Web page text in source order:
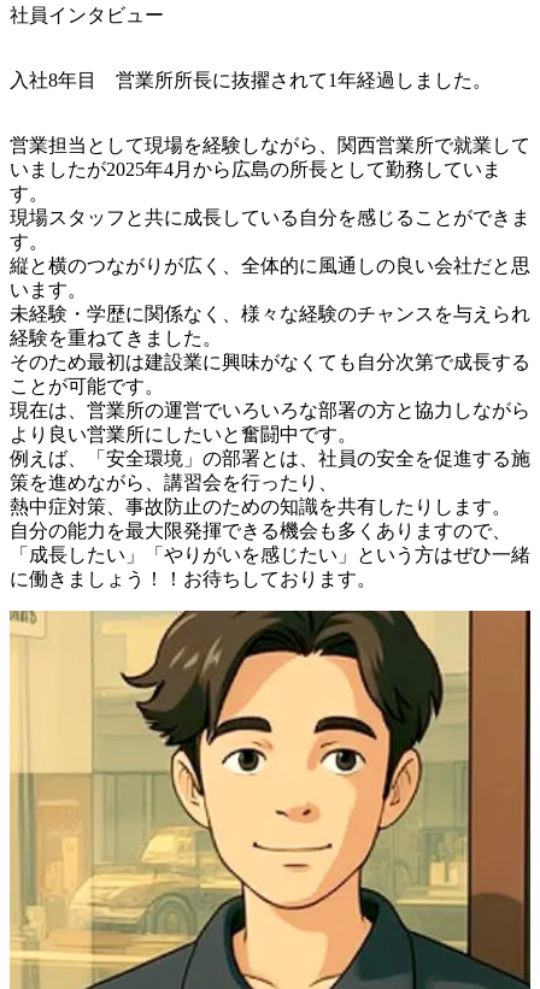
社員インタビュー
入社8年目 営業所所長に抜擢されて1年経過しました。
営業担当として現場を経験しながら、関西営業所で就業して
いましたが2025年4月から広島の所長として勤務していま
す。
現場スタッフと共に成長している自分を感じることができま
す。
縦と横のつながりが広く、全体的に風通しの良い会社だと思
います。
未経験・学歴に関係なく、様々な経験のチャンスを与えられ
経験を重ねてきました。
そのため最初は建設業に興味がなくても自分次第で成長する
ことが可能です。
現在は、営業所の運営でいろいろな部署の方と協力しながら
より良い営業所にしたいと奮闘中です。
例えば、「安全環境」の部署とは、社員の安全を促進する施
策を進めながら、講習会を行ったり、
熱中症対策、事故防止のための知識を共有したりします。
自分の能力を最大限発揮できる機会も多くありますので、
「成長したい」「やりがいを感じたい」という方はぜひ一緒
に働きましょう！！お待ちしております。